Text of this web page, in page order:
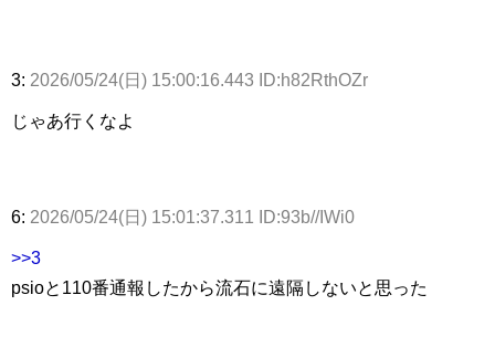
3: 2026/05/24(日) 15:00:16.443 ID:h82RthOZr
じゃあ行くなよ
6: 2026/05/24(日) 15:01:37.311 ID:93b//IWi0
>>3
psioと110番通報したから流石に遠隔しないと思った